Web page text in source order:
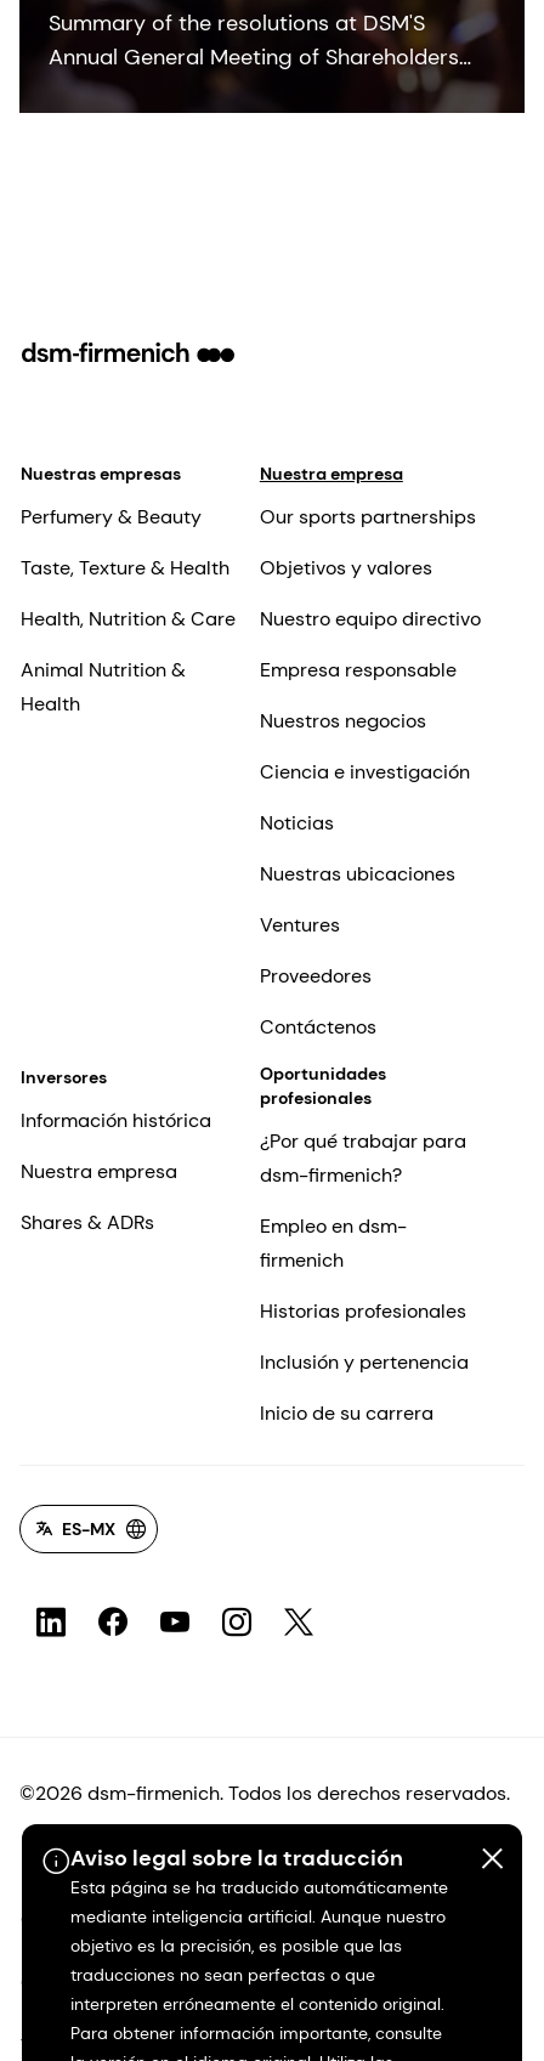
Summary of the resolutions at DSM'S
Annual General Meeting of Shareholders
2017.
Aviso legal sobre la traducción
Esta página se ha traducido automáticamente
mediante inteligencia artificial. Aunque nuestro
objetivo es la precisión, es posible que las
traducciones no sean perfectas o que
interpreten erróneamente el contenido original.
Para obtener información importante, consulte
Nuestras empresas
Perfumery & Beauty
Taste, Texture & Health
Health, Nutrition & Care
Animal Nutrition &
Health
Nuestra empresa
Our sports partnerships
Objetivos y valores
Nuestro equipo directivo
Empresa responsable
Nuestros negocios
Ciencia e investigación
Noticias
Nuestras ubicaciones
Ventures
Proveedores
Contáctenos
Inversores
Información histórica
Nuestra empresa
Shares & ADRs
Oportunidades
profesionales
¿Por qué trabajar para
dsm-firmenich?
Empleo en dsm-
firmenich
Historias profesionales
Inclusión y pertenencia
Inicio de su carrera
ES-MX
©2026 dsm-firmenich. Todos los derechos reservados.
Protección de datos
Condiciones de uso
Condiciones generales
Transparencia en California